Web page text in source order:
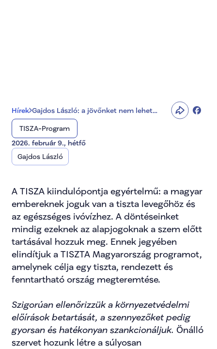
Hírek Gajdos László: a jövőnket nem lehet
szemétre dobni
TISZA-Program
2026. február 9., hétfő
Gajdos László
A TISZA kiindulópontja egyértelmű: a magyar
embereknek joguk van a tiszta levegőhöz és
az egészséges ivóvízhez. A döntéseinket
mindig ezeknek az alapjogoknak a szem előtt
tartásával hozzuk meg. Ennek jegyében
elindítjuk a TISZTA Magyarország programot,
amelynek célja egy tiszta, rendezett és
fenntartható ország megteremtése.
Szigorúan ellenőrizzük a környezetvédelmi
előírások betartását, a szennyezőket pedig
gyorsan és hatékonyan szankcionáljuk. Önálló
szervet hozunk létre a súlyosan